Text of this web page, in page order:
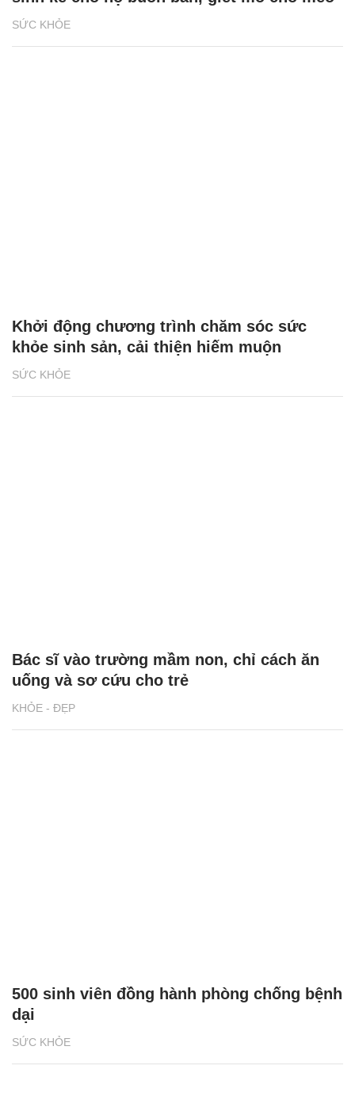
SỨC KHỎE
SỨC KHỎE
Khởi động chương trình chăm sóc sức
khỏe sinh sản, cải thiện hiếm muộn
KHỎE - ĐẸP
Bác sĩ vào trường mầm non, chỉ cách ăn
uống và sơ cứu cho trẻ
SỨC KHỎE
500 sinh viên đồng hành phòng chống bệnh
dại